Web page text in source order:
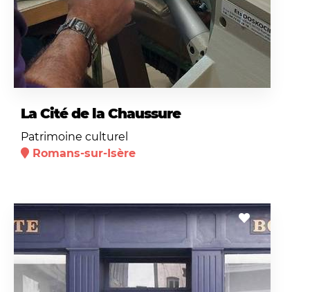
La Cité de la Chaussure
Patrimoine culturel
Romans-sur-Isère